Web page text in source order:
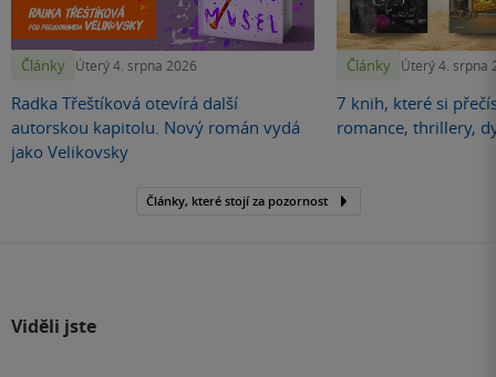
Články Úterý 4. srpna 2026
Radka Třeštíková otevírá další
autorskou kapitolu. Nový román vydá
jako Velikovsky
Články Úterý 4. srpna
7 knih, které si
romance, thrillery,
Články, které stojí za pozornost
Viděli jste